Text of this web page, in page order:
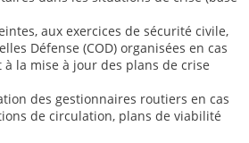
aux exercices de sécurité civile,
Défense (COD) organisées en cas
la mise à jour des plans de crise
des gestionnaires routiers en cas
de circulation, plans de viabilité